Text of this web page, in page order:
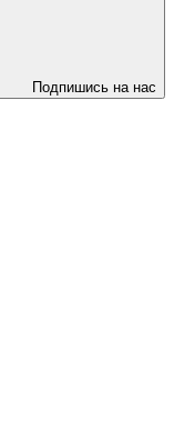
Подпишись на нас